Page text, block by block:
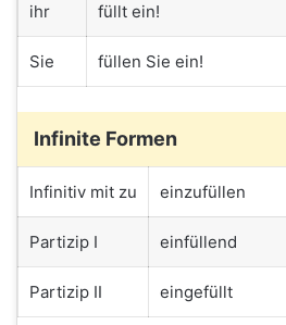
ihr füllt ein!
Sie füllen Sie ein!
Infinite Formen
Infinitiv mit zu einzufüllen
Partizip I einfüllend
Partizip II eingefüllt